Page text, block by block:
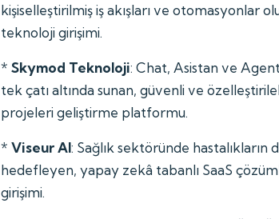
kişiselleştirilmiş iş akışları ve otomasyonlar
teknoloji girişimi.
*Skymod Teknoloji: Chat, Asistan ve
tek çatı altında sunan, güvenli ve
projeleri geliştirme platformu.
*Viseur AI: Sağlık sektöründe hastalıkların
hedefleyen, yapay zekâ tabanlı SaaS
girişimi.